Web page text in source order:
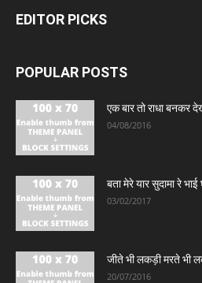
EDITOR PICKS
POPULAR POSTS
एक बार तो राधा बनकर
04/08/2016
बता मेरे यार सुदामा रे
03/02/2017
जीते भी लकड़ी मरते भी
20/07/2016